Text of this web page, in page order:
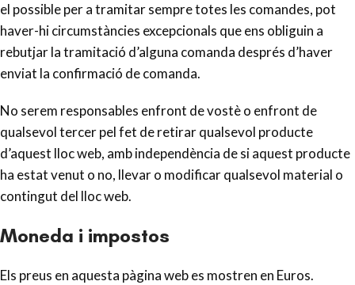
el possible per a tramitar sempre totes les comandes, pot
haver-hi circumstàncies excepcionals que ens obliguin a
rebutjar la tramitació d’alguna comanda després d’haver
enviat la confirmació de comanda.
No serem responsables enfront de vostè o enfront de
qualsevol tercer pel fet de retirar qualsevol producte
d’aquest lloc web, amb independència de si aquest producte
ha estat venut o no, llevar o modificar qualsevol material o
contingut del lloc web.
Moneda i impostos
Els preus en aquesta pàgina web es mostren en Euros.